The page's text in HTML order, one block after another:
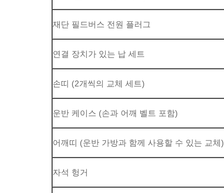
재단 필드버스 전원 플러그
연결 장치가 있는 납 세트
손띠 (2개씩의 교체 세트)
운반 케이스 (손과 어깨 벨트 포함)
어깨띠 (운반 가방과 함께 사용할 수 있는 교체)
자석 헝거